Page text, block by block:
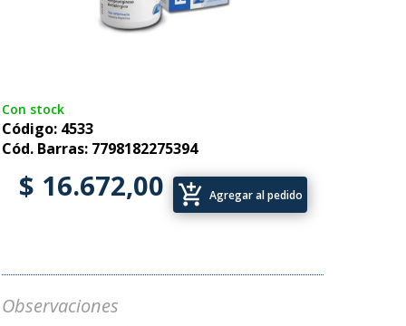
Con stock
Código: 4533
Cód. Barras: 7798182275394
$ 16.672,00 add_shopping_cart Agregar al pedido
Observaciones